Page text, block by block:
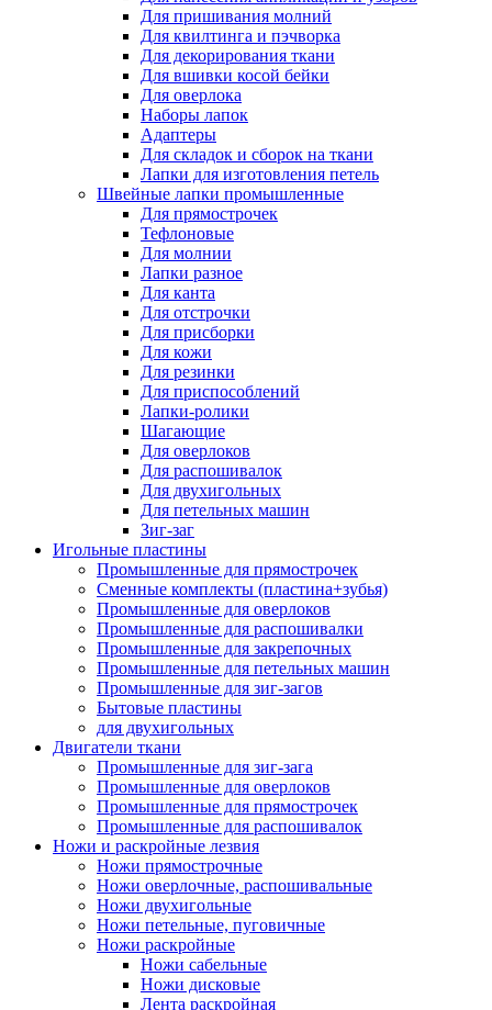
Для пришивания молний
Для квилтинга и пэчворка
Для декорирования ткани
Для вшивки косой бейки
Для оверлока
Наборы лапок
Адаптеры
Для складок и сборок на ткани
Лапки для изготовления петель
Швейные лапки промышленные
Для прямострочек
Тефлоновые
Для молнии
Лапки разное
Для канта
Для отстрочки
Для присборки
Для кожи
Для резинки
Для приспособлений
Лапки-ролики
Шагающие
Для оверлоков
Для распошивалок
Для двухигольных
Для петельных машин
Зиг-заг
Игольные пластины
Промышленные для прямострочек
Сменные комплекты (пластина+зубья)
Промышленные для оверлоков
Промышленные для распошивалки
Промышленные для закрепочных
Промышленные для петельных машин
Промышленные для зиг-загов
Бытовые пластины
для двухигольных
Двигатели ткани
Промышленные для зиг-зага
Промышленные для оверлоков
Промышленные для прямострочек
Промышленные для распошивалок
Ножи и раскройные лезвия
Ножи прямострочные
Ножи оверлочные, распошивальные
Ножи двухигольные
Ножи петельные, пуговичные
Ножи раскройные
Ножи сабельные
Ножи дисковые
Лента раскройная